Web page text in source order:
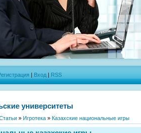
| Вход | RSS
университеты
» Игротека » Казахские национальные игры